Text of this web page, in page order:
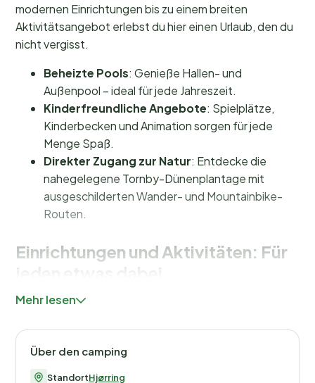
modernen Einrichtungen bis zu einem breiten
Aktivitätsangebot erlebst du hier einen Urlaub, den du
nicht vergisst.
Beheizte Pools: Genieße Hallen- und
Außenpool – ideal für jede Jahreszeit.
Kinderfreundliche Angebote: Spielplätze,
Kinderbecken und Animation sorgen für jede
Menge Spaß.
Direkter Zugang zur Natur: Entdecke die
nahegelegene Tornby-Dünenplantage mit
ausgeschilderten Wander- und Mountainbike-
Routen.
Einrichtungen und Aktivitäten: Für
jeden etwas dabei
Auf dem Tornby Strand Campingplatz erwartet dich
Aufenthalt unvergesslich machen. Zieh ein paar
Bahnen imbeheizten Hallenbad
bis 15. September) oder genieße die Sonne am
Mehr lesen
Über den camping
StandortHjørring